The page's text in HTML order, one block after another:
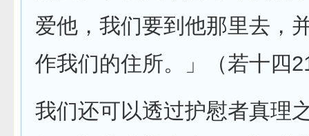
爱他，我们要到他那里去，
作我们的住所。」（若十四
我们还可以透过护慰者真理